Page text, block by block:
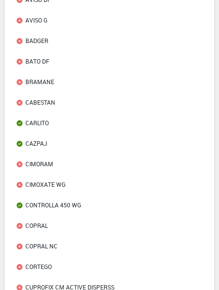
AVISO G
BADGER
BATO DF
BRAMANE
CABESTAN
CARLITO
CAZPAJ
CIMORAM
CIMOXATE WG
CONTROLLA 450 WG
COPRAL
COPRAL NC
CORTEGO
CUPROFIX CM ACTIVE DISPERSS